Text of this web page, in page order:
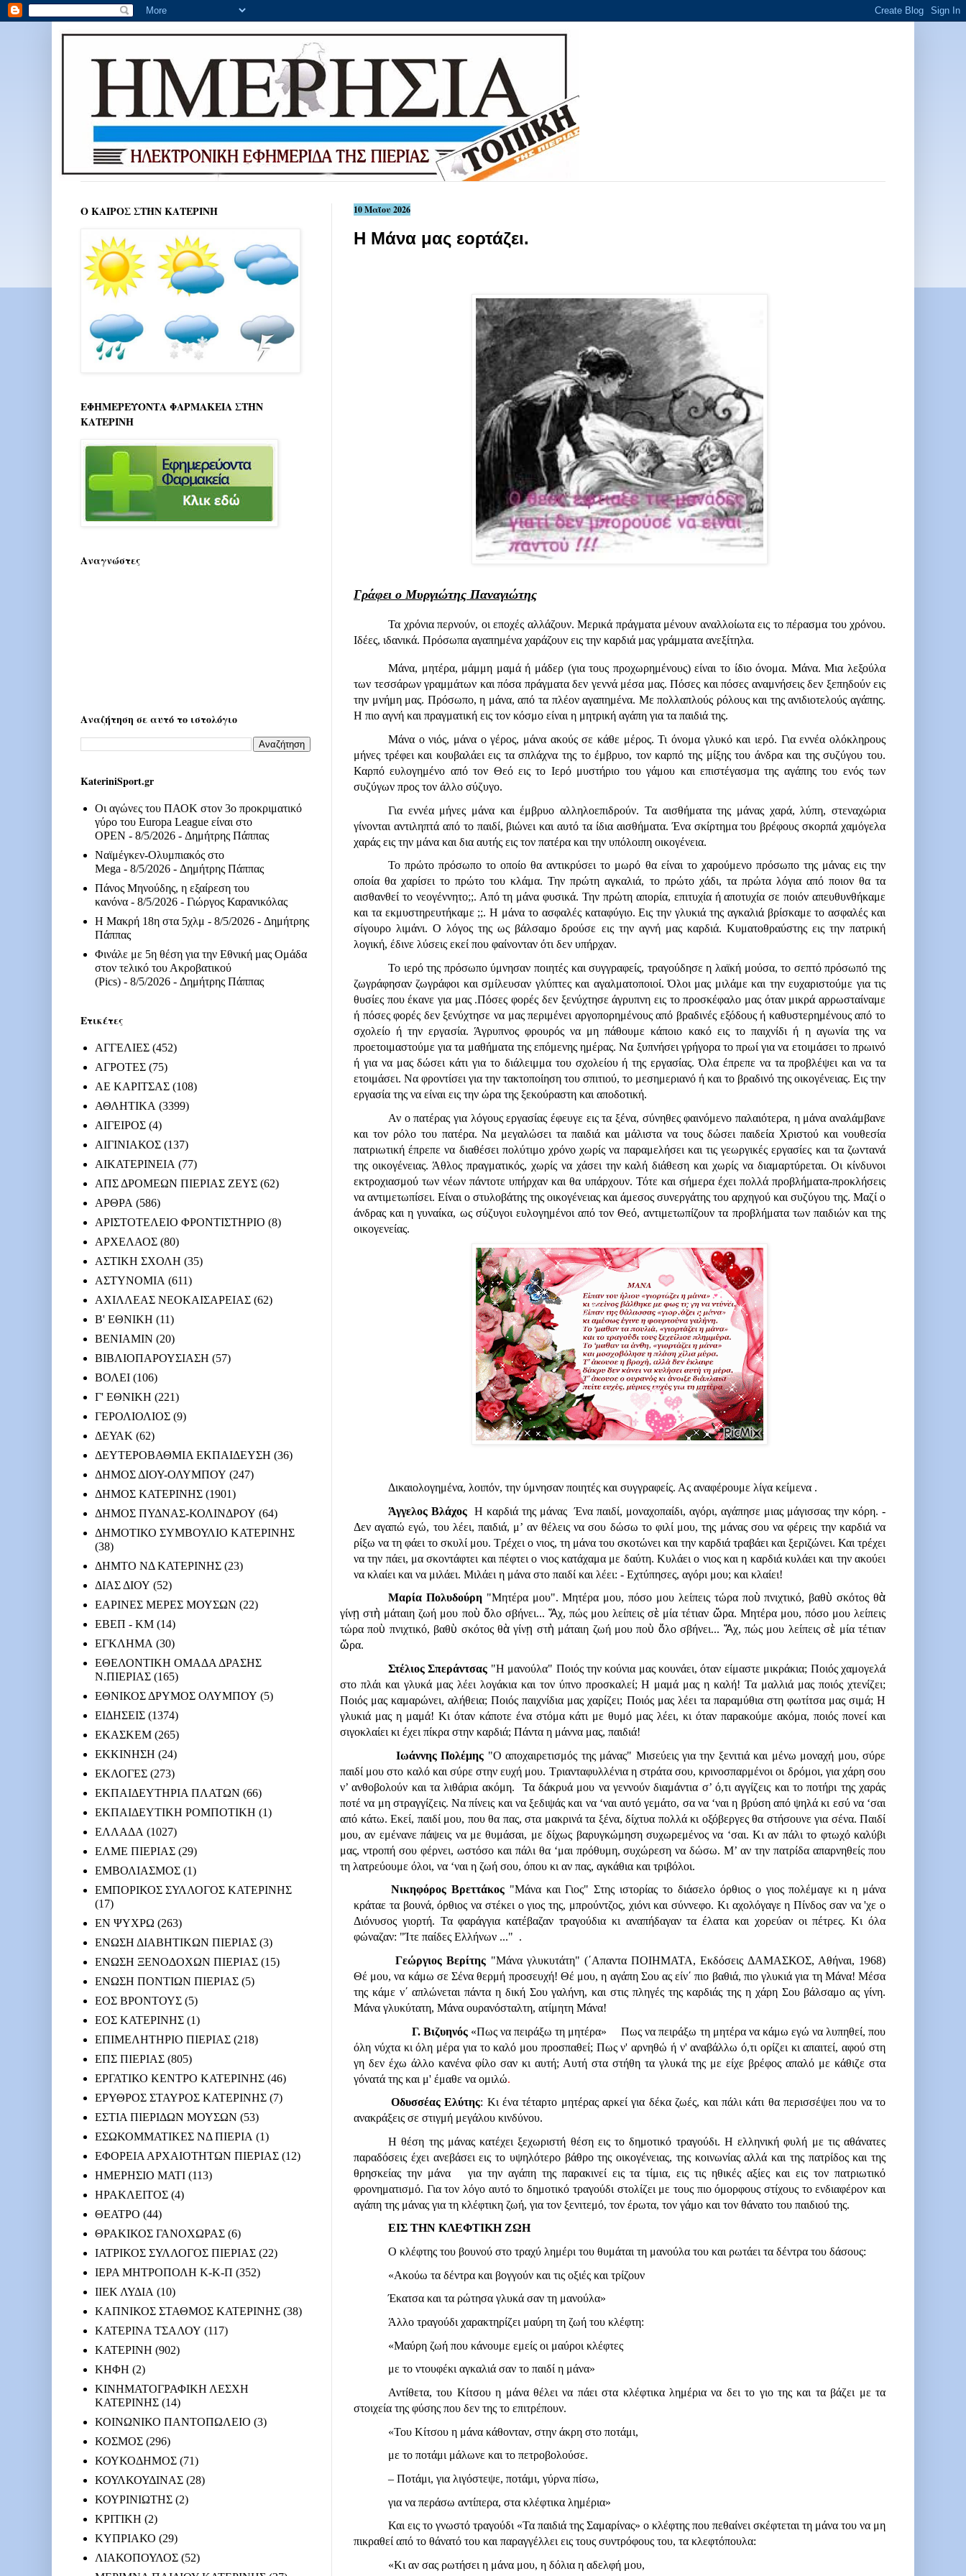
10 Μαΐου 2026
Η Μάνα μας εορτάζει.
Γράφει ο Μυργιώτης Παναγιώτης
Τα χρόνια περνούν, οι εποχές αλλάζουν. Μερικά πράγματα μένουν αναλλοίωτα εις το πέρασμα του χρόνου.
Ιδέες, ιδανικά. Πρόσωπα αγαπημένα χαράζουν εις την καρδιά μας γράμματα ανεξίτηλα.
Μάνα, μητέρα, μάμμη μαμά ή μάδερ (για τους προχωρημένους) είναι το ίδιο όνομα. Μάνα. Μια λεξούλα
των τεσσάρων γραμμάτων και πόσα πράγματα δεν γεννά μέσα μας. Πόσες και πόσες αναμνήσεις δεν ξεπηδούν εις
την μνήμη μας. Πρόσωπο, η μάνα, από τα πλέον αγαπημένα. Με πολλαπλούς ρόλους και της ανιδιοτελούς αγάπης.
Η πιο αγνή και πραγματική εις τον κόσμο είναι η μητρική αγάπη για τα παιδιά της.
Μάνα ο νιός, μάνα ο γέρος, μάνα ακούς σε κάθε μέρος. Τι όνομα γλυκό και ιερό. Για εννέα ολόκληρους
μήνες τρέφει και κουβαλάει εις τα σπλάχνα της το έμβρυο, τον καρπό της μίξης του άνδρα και της συζύγου του.
Καρπό ευλογημένο από τον Θεό εις το Ιερό μυστήριο του γάμου και επιστέγασμα της αγάπης του ενός των
συζύγων προς τον άλλο σύζυγο.
Για εννέα μήνες μάνα και έμβρυο αλληλοεπιδρούν. Τα αισθήματα της μάνας χαρά, λύπη, στεναχώρια
γίνονται αντιληπτά από το παιδί, βιώνει και αυτό τα ίδια αισθήματα. Ένα σκίρτημα του βρέφους σκορπά χαμόγελα
χαράς εις την μάνα και δια αυτής εις τον πατέρα και την υπόλοιπη οικογένεια.
Το πρώτο πρόσωπο το οποίο θα αντικρύσει το μωρό θα είναι το χαρούμενο πρόσωπο της μάνας εις την
οποία θα χαρίσει το πρώτο του κλάμα. Την πρώτη αγκαλιά, το πρώτο χάδι, τα πρώτα λόγια από ποιον θα τα
αισθανθεί το νεογέννητο;;. Από τη μάνα φυσικά. Την πρώτη απορία, επιτυχία ή αποτυχία σε ποιόν απευθυνθήκαμε
και τα εκμυστηρευτήκαμε ;;. Η μάνα το ασφαλές καταφύγιο. Εις την γλυκιά της αγκαλιά βρίσκαμε το ασφαλές και
σίγουρο λιμάνι. Ο λόγος της ως βάλσαμο δρούσε εις την αγνή μας καρδιά. Κυματοθραύστης εις την πατρική
λογική, έδινε λύσεις εκεί που φαίνονταν ότι δεν υπήρχαν.
Το ιερό της πρόσωπο ύμνησαν ποιητές και συγγραφείς, τραγούδησε η λαϊκή μούσα, το σεπτό πρόσωπό της
ζωγράφησαν ζωγράφοι και σμίλευσαν γλύπτες και αγαλματοποιοί. Όλοι μας μιλάμε και την ευχαριστούμε για τις
θυσίες που έκανε για μας .Πόσες φορές δεν ξενύχτησε άγρυπνη εις το προσκέφαλο μας όταν μικρά αρρωσταίναμε
ή πόσες φορές δεν ξενύχτησε να μας περιμένει αργοπορημένους από βραδινές εξόδους ή καθυστερημένους από το
σχολείο ή την εργασία. Άγρυπνος φρουρός να μη πάθουμε κάποιο κακό εις το παιχνίδι ή η αγωνία της να
προετοιμαστούμε για τα μαθήματα της επόμενης ημέρας. Να ξυπνήσει γρήγορα το πρωί για να ετοιμάσει το πρωινό
ή για να μας δώσει κάτι για το διάλειμμα του σχολείου ή της εργασίας. Όλα έπρεπε να τα προβλέψει και να τα
ετοιμάσει. Να φροντίσει για την τακτοποίηση του σπιτιού, το μεσημεριανό ή και το βραδινό της οικογένειας. Εις την
εργασία της να είναι εις την ώρα της ξεκούραστη και αποδοτική.
Αν ο πατέρας για λόγους εργασίας έφευγε εις τα ξένα, σύνηθες φαινόμενο παλαιότερα, η μάνα αναλάμβανε
και τον ρόλο του πατέρα. Να μεγαλώσει τα παιδιά και μάλιστα να τους δώσει παιδεία Χριστού και νουθεσία
πατριωτική έπρεπε να διαθέσει πολύτιμο χρόνο χωρίς να παραμελήσει και τις γεωργικές εργασίες και τα ζωντανά
της οικογένειας. Άθλος πραγματικός, χωρίς να χάσει την καλή διάθεση και χωρίς να διαμαρτύρεται. Οι κίνδυνοι
εκτροχιασμού των νέων πάντοτε υπήρχαν και θα υπάρχουν. Τότε και σήμερα έχει πολλά προβλήματα-προκλήσεις
να αντιμετωπίσει. Είναι ο στυλοβάτης της οικογένειας και άμεσος συνεργάτης του αρχηγού και συζύγου της. Μαζί ο
άνδρας και η γυναίκα, ως σύζυγοι ευλογημένοι από τον Θεό, αντιμετωπίζουν τα προβλήματα των παιδιών και της
οικογενείας.
Δικαιολογημένα, λοιπόν, την ύμνησαν ποιητές και συγγραφείς. Ας αναφέρουμε λίγα κείμενα .
Άγγελος Βλάχος Η καρδιά της μάνας  Ένα παιδί, μοναχοπαίδι, αγόρι, αγάπησε μιας μάγισσας την κόρη. -
Δεν αγαπώ εγώ, του λέει, παιδιά, μ’ αν θέλεις να σου δώσω το φιλί μου, της μάνας σου να φέρεις την καρδιά να
ρίξω να τη φάει το σκυλί μου. Τρέχει ο νιος, τη μάνα του σκοτώνει και την καρδιά τραβάει και ξεριζώνει. Και τρέχει
να την πάει, μα σκοντάφτει και πέφτει ο νιος κατάχαμα με δαύτη. Κυλάει ο νιος και η καρδιά κυλάει και την ακούει
να κλαίει και να μιλάει. Μιλάει η μάνα στο παιδί και λέει: - Εχτύπησες, αγόρι μου; και κλαίει!
Μαρία Πολυδούρη "Μητέρα μου". Μητέρα μου, πόσο μου λείπεις τώρα ποὺ πνιχτικό, βαθὺ σκότος θὰ
γίνῃ στὴ μάταιη ζωή μου ποὺ ὅλο σβήνει... Ἄχ, πώς μου λείπεις σὲ μία τέτιαν ὥρα. Μητέρα μου, πόσο μου λείπεις
τώρα ποὺ πνιχτικό, βαθὺ σκότος θὰ γίνῃ στὴ μάταιη ζωή μου ποὺ ὅλο σβήνει... Ἄχ, πώς μου λείπεις σὲ
ὥρα.
Στέλιος Σπεράντσας "Η μανούλα" Ποιός την κούνια μας κουνάει, όταν είμαστε μικράκια; Ποιός χαμογελά
στο πλάι και γλυκά μας λέει λογάκια και τον ύπνο προσκαλεί; Η μαμά μας η καλή! Τα μαλλιά μας ποιός χτενίζει;
Ποιός μας καμαρώνει, αλήθεια; Ποιός παιχνίδια μας χαρίζει; Ποιός μας λέει τα παραμύθια στη φωτίτσα μας σιμά; Η
γλυκιά μας η μαμά! Κι όταν κάποτε ένα στόμα κάτι με θυμό μας λέει, κι όταν παρακούμε ακόμα, ποιός πονεί και
σιγοκλαίει κι έχει πίκρα στην καρδιά; Πάντα η μάννα μας, παιδιά!
Ιωάννης Πολέμης "Ο αποχαιρετισμός της μάνας" Μισεύεις για την ξενιτιά και μένω μοναχή μου, σύρε
παιδί μου στο καλό και σύρε στην ευχή μου. Τριανταφυλλένια η στράτα σου, κρινοσπαρμένοι οι δρόμοι, για χάρη σου
ν’ ανθοβολούν και τα λιθάρια ακόμη.  Τα δάκρυά μου να γεννούν διαμάντια σ’ ό,τι αγγίζεις και το ποτήρι της χαράς
ποτέ να μη στραγγίζεις. Να πίνεις και να ξεδιψάς και να ‘ναι αυτό γεμάτο, σα να ‘ναι η βρύση από ψηλά κι εσύ να ‘σαι
από κάτω. Εκεί, παιδί μου, που θα πας, στα μακρινά τα ξένα, δίχτυα πολλά κι οξόβεργες θα στήσουνε για σένα. Παιδί
μου, αν εμένανε πάψεις να με θυμάσαι, με δίχως βαρυγκώμηση συχωρεμένος να ‘σαι. Κι αν πάλι το φτωχό καλύβι
μας, ντροπή σου φέρνει, ωστόσο και πάλι θα ‘μαι πρόθυμη, συχώρεση να δώσω. Μ’ αν την πατρίδα απαρνηθείς που
τη λατρεύουμε όλοι, να ‘ναι η ζωή σου, όπου κι αν πας, αγκάθια και τριβόλοι.
Νικηφόρος Βρεττάκος "Μάνα και Γιος" Στης ιστορίας το διάσελο όρθιος ο γιος πολέμαγε κι η μάνα
κράταε τα βουνά, όρθιος να στέκει ο γιος της, μπρούντζος, χιόνι και σύννεφο. Κι αχολόγαγε η Πίνδος σαν να 'χε ο
Διόνυσος γιορτή. Τα φαράγγια κατέβαζαν τραγούδια κι αναπήδαγαν τα έλατα και χορεύαν οι πέτρες. Κι όλα
φώναζαν: "Ίτε παίδες Ελλήνων ..."  .
Γεώργιος Βερίτης "Μάνα γλυκυτάτη" (΄Απαντα ΠΟΙΗΜΑΤΑ, Εκδόσεις ΔΑΜΑΣΚΟΣ, Αθήναι, 1968)
Θέ μου, να κάμω σε Σένα θερμή προσευχή! Θέ μου, η αγάπη Σου ας είν΄ πιο βαθιά, πιο γλυκιά για τη Μάνα! Μέσα
της κάμε ν΄ απλώνεται πάντα η δική Σου γαλήνη, και στις πληγές της καρδιάς της η χάρη Σου βάλσαμο ας γίνη.
Μάνα γλυκύτατη, Μάνα ουρανόσταλτη, ατίμητη Μάνα!
Γ. Βιζυηνός «Πως να πειράξω τη μητέρα»     Πως να πειράξω τη μητέρα να κάμω εγώ να λυπηθεί, που
όλη νύχτα κι όλη μέρα για το καλό μου προσπαθεί; Πως ν' αρνηθώ ή ν' αναβάλλω ό,τι ορίζει κι απαιτεί, αφού στη
γη δεν έχω άλλο κανένα φίλο σαν κι αυτή; Αυτή στα στήθη τα γλυκά της με είχε βρέφος απαλό με κάθιζε στα
γόνατά της και μ' έμαθε να ομιλώ.
Οδυσσέας Ελύτης: Κι ένα τέταρτο μητέρας αρκεί για δέκα ζωές, και πάλι κάτι θα περισσέψει που να το
ανακράξεις σε στιγμή μεγάλου κινδύνου.
Η θέση της μάνας κατέχει ξεχωριστή θέση εις το δημοτικό τραγούδι. Η ελληνική φυλή με τις αθάνατες
παραδόσεις έχει ανεβάσει εις το υψηλότερο βάθρο της οικογένειας, της κοινωνίας αλλά και της πατρίδος και της
θρησκείας την μάνα   για την αγάπη της παρακινεί εις τα τίμια, εις τις ηθικές αξίες και εις τον πατριωτικό
φρονηματισμό. Για τον λόγο αυτό το δημοτικό τραγούδι στολίζει με τους πιο όμορφους στίχους το ενδιαφέρον και
αγάπη της μάνας για τη κλέφτικη ζωή, για τον ξενιτεμό, τον έρωτα, τον γάμο και τον θάνατο του παιδιού της.
ΕΙΣ ΤΗΝ ΚΛΕΦΤΙΚΗ ΖΩΗ
Ο κλέφτης του βουνού στο τραχύ λημέρι του θυμάται τη μανούλα του και ρωτάει τα δέντρα του δάσους:
«Ακούω τα δέντρα και βογγούν και τις οξιές και τρίζουν
Έκατσα και τα ρώτησα γλυκά σαν τη μανούλα»
Άλλο τραγούδι χαρακτηρίζει μαύρη τη ζωή του κλέφτη:
«Μαύρη ζωή που κάνουμε εμείς οι μαύροι κλέφτες
με το ντουφέκι αγκαλιά σαν το παιδί η μάνα»
Αντίθετα, του Κίτσου η μάνα θέλει να πάει στα κλέφτικα λημέρια να δει το γιο της και τα βάζει με τα
στοιχεία της φύσης που δεν της το επιτρέπουν.
«Του Κίτσου η μάνα κάθονταν, στην άκρη στο ποτάμι,
με το ποτάμι μάλωνε και το πετροβολούσε.
– Ποτάμι, για λιγόστεψε, ποτάμι, γύρνα πίσω,
για να περάσω αντίπερα, στα κλέφτικα λημέρια»
Και εις το γνωστό τραγούδι «Τα παιδιά της Σαμαρίνας» ο κλέφτης που πεθαίνει σκέφτεται τη μάνα του να μη
πικραθεί από το θάνατό του και παραγγέλλει εις τους συντρόφους του, τα κλεφτόπουλα:
«Κι αν σας ρωτήσει η μάνα μου, η δόλια η αδελφή μου,
Ο ΚΑΙΡΟΣ ΣΤΗΝ ΚΑΤΕΡΙΝΗ
ΕΦΗΜΕΡΕΥΟΝΤΑ ΦΑΡΜΑΚΕΙΑ ΣΤΗΝ
ΚΑΤΕΡΙΝΗ
Αναγνώστες
Αναζήτηση σε αυτό το ιστολόγιο
KateriniSport.gr
Οι αγώνες του ΠΑΟΚ στον 3ο προκριματικό
γύρο του Europa League είναι στο
OPEN - 8/5/2026 - Δημήτρης Πάππας
Ναϊμέγκεν-Ολυμπιακός στο
Mega - 8/5/2026 - Δημήτρης Πάππας
Πάνος Μηνούδης, η εξαίρεση του
κανόνα - 8/5/2026 - Γιώργος Καρανικόλας
Η Μακρή 18η στα 5χλμ - 8/5/2026 - Δημήτρης
Πάππας
Φινάλε με 5η θέση για την Εθνική μας Ομάδα
στον τελικό του Ακροβατικού
(Pics) - 8/5/2026 - Δημήτρης Πάππας
Ετικέτες
ΑΓΓΕΛΙΕΣ (452)
ΑΓΡΟΤΕΣ (75)
ΑΕ ΚΑΡΙΤΣΑΣ (108)
ΑΘΛΗΤΙΚΑ (3399)
ΑΙΓΕΙΡΟΣ (4)
ΑΙΓΙΝΙΑΚΟΣ (137)
ΑΙΚΑΤΕΡΙΝΕΙΑ (77)
ΑΠΣ ΔΡΟΜΕΩΝ ΠΙΕΡΙΑΣ ΖΕΥΣ (62)
ΑΡΘΡΑ (586)
ΑΡΙΣΤΟΤΕΛΕΙΟ ΦΡΟΝΤΙΣΤΗΡΙΟ (8)
ΑΡΧΕΛΑΟΣ (80)
ΑΣΤΙΚΗ ΣΧΟΛΗ (35)
ΑΣΤΥΝΟΜΙΑ (611)
ΑΧΙΛΛΕΑΣ ΝΕΟΚΑΙΣΑΡΕΙΑΣ (62)
Β' ΕΘΝΙΚΗ (11)
ΒΕΝΙΑΜΙΝ (20)
ΒΙΒΛΙΟΠΑΡΟΥΣΙΑΣΗ (57)
ΒΟΛΕΙ (106)
Γ' ΕΘΝΙΚΗ (221)
ΓΕΡΟΛΙΟΛΙΟΣ (9)
ΔΕΥΑΚ (62)
ΔΕΥΤΕΡΟΒΑΘΜΙΑ ΕΚΠΑΙΔΕΥΣΗ (36)
ΔΗΜΟΣ ΔΙΟΥ-ΟΛΥΜΠΟΥ (247)
ΔΗΜΟΣ ΚΑΤΕΡΙΝΗΣ (1901)
ΔΗΜΟΣ ΠΥΔΝΑΣ-ΚΟΛΙΝΔΡΟΥ (64)
ΔΗΜΟΤΙΚΟ ΣΥΜΒΟΥΛΙΟ ΚΑΤΕΡΙΝΗΣ
(38)
ΔΗΜΤΟ ΝΔ ΚΑΤΕΡΙΝΗΣ (23)
ΔΙΑΣ ΔΙΟΥ (52)
ΕΑΡΙΝΕΣ ΜΕΡΕΣ ΜΟΥΣΩΝ (22)
ΕΒΕΠ - ΚΜ (14)
ΕΓΚΛΗΜΑ (30)
ΕΘΕΛΟΝΤΙΚΗ ΟΜΑΔΑ ΔΡΑΣΗΣ
Ν.ΠΙΕΡΙΑΣ (165)
ΕΘΝΙΚΟΣ ΔΡΥΜΟΣ ΟΛΥΜΠΟΥ (5)
ΕΙΔΗΣΕΙΣ (1374)
ΕΚΑΣΚΕΜ (265)
ΕΚΚΙΝΗΣΗ (24)
ΕΚΛΟΓΕΣ (273)
ΕΚΠΑΙΔΕΥΤΗΡΙΑ ΠΛΑΤΩΝ (66)
ΕΚΠΑΙΔΕΥΤΙΚΗ ΡΟΜΠΟΤΙΚΗ (1)
ΕΛΛΑΔΑ (1027)
ΕΛΜΕ ΠΙΕΡΙΑΣ (29)
ΕΜΒΟΛΙΑΣΜΟΣ (1)
ΕΜΠΟΡΙΚΟΣ ΣΥΛΛΟΓΟΣ ΚΑΤΕΡΙΝΗΣ
(17)
ΕΝ ΨΥΧΡΩ (263)
ΕΝΩΣΗ ΔΙΑΒΗΤΙΚΩΝ ΠΙΕΡΙΑΣ (3)
ΕΝΩΣΗ ΞΕΝΟΔΟΧΩΝ ΠΙΕΡΙΑΣ (15)
ΕΝΩΣΗ ΠΟΝΤΙΩΝ ΠΙΕΡΙΑΣ (5)
ΕΟΣ ΒΡΟΝΤΟΥΣ (5)
ΕΟΣ ΚΑΤΕΡΙΝΗΣ (1)
ΕΠΙΜΕΛΗΤΗΡΙΟ ΠΙΕΡΙΑΣ (218)
ΕΠΣ ΠΙΕΡΙΑΣ (805)
ΕΡΓΑΤΙΚΟ ΚΕΝΤΡΟ ΚΑΤΕΡΙΝΗΣ (46)
ΕΡΥΘΡΟΣ ΣΤΑΥΡΟΣ ΚΑΤΕΡΙΝΗΣ (7)
ΕΣΤΙΑ ΠΙΕΡΙΔΩΝ ΜΟΥΣΩΝ (53)
ΕΣΩΚΟΜΜΑΤΙΚΕΣ ΝΔ ΠΙΕΡΙΑ (1)
ΕΦΟΡΕΙΑ ΑΡΧΑΙΟΤΗΤΩΝ ΠΙΕΡΙΑΣ (12)
ΗΜΕΡΗΣΙΟ ΜΑΤΙ (113)
ΗΡΑΚΛΕΙΤΟΣ (4)
ΘΕΑΤΡΟ (44)
ΘΡΑΚΙΚΟΣ ΓΑΝΟΧΩΡΑΣ (6)
ΙΑΤΡΙΚΟΣ ΣΥΛΛΟΓΟΣ ΠΙΕΡΙΑΣ (22)
ΙΕΡΑ ΜΗΤΡΟΠΟΛΗ Κ-Κ-Π (352)
ΙΙΕΚ ΛΥΔΙΑ (10)
ΚΑΠΝΙΚΟΣ ΣΤΑΘΜΟΣ ΚΑΤΕΡΙΝΗΣ (38)
ΚΑΤΕΡΙΝΑ ΤΣΑΛΟΥ (117)
ΚΑΤΕΡΙΝΗ (902)
ΚΗΦΗ (2)
ΚΙΝΗΜΑΤΟΓΡΑΦΙΚΗ ΛΕΣΧΗ
ΚΑΤΕΡΙΝΗΣ (14)
ΚΟΙΝΩΝΙΚΟ ΠΑΝΤΟΠΩΛΕΙΟ (3)
ΚΟΣΜΟΣ (296)
ΚΟΥΚΟΔΗΜΟΣ (71)
ΚΟΥΛΚΟΥΔΙΝΑΣ (28)
ΚΟΥΡΙΝΙΩΤΗΣ (2)
ΚΡΙΤΙΚΗ (2)
ΚΥΠΡΙΑΚΟ (29)
ΛΙΑΚΟΠΟΥΛΟΣ (52)